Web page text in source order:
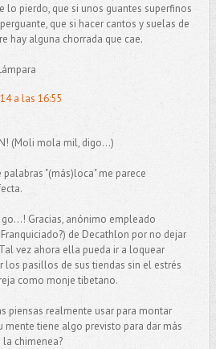
lo pierdo, que si unos guantes superfinos
que si hacer cantos y suelas de
hay alguna chorrada que cae.
a las 16:55
(Moli mola mil, digo...)
"(más)loca" me parece
go...! Gracias, anónimo empleado
de Decathlon por no dejar
vez ahora ella pueda ir a loquear
los pasillos de sus tiendas sin el estrés
como monje tibetano.
piensas realmente usar para montar
mente tiene algo previsto para dar más
chimenea?